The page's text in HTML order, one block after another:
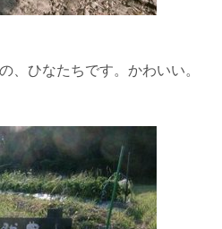
、ひなたちです。かわいい。